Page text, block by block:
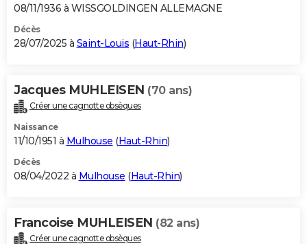
GUIDES D'ACHAT
BONS PLANS
Carte de Noël
Carte Bonne année
Carte Saint-Valentin
Carte Pâques
Carte d'anniversaire
DICTIONNAIRE
Dictionnaire
Biographies
Citations
Expressions
Proverbes
PROGRAMME TV
S'inscrire
Se connecter
Lycées
Collèges
Primaires
Universités
Entreprises
Service militaire
Avis de recherche
AVIS DE DÉCÈS
Bricolage
Lifestyle
Culture
Sport
Auto
Television
Voyage
Cinema
08/11/1936 à WISSGOLDINGEN ALLEMAGNE
Décès
28/07/2025 à Saint-Louis (Haut-Rhin)
Jacques MUHLEISEN (70 ans)
Créer une cagnotte obsèques
Naissance
11/10/1951 à Mulhouse (Haut-Rhin)
Décès
08/04/2022 à Mulhouse (Haut-Rhin)
Francoise MUHLEISEN (82 ans)
Créer une cagnotte obsèques